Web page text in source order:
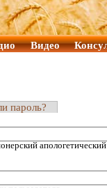
Видео
пароль?